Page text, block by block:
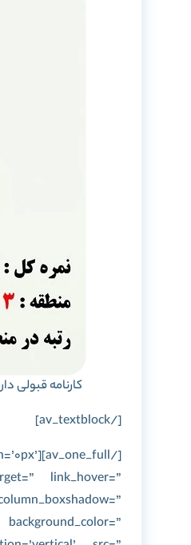
کارنامه قبولی
[/av_textblock]
link_hover=”